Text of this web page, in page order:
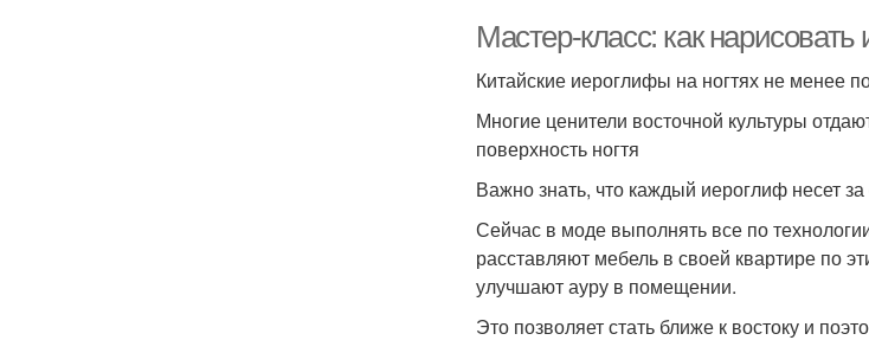
Мастер-класс: как
Китайские иероглифы на ногтях не менее
Многие ценители восточной культуры
поверхность ногтя
Важно знать, что каждый иероглиф несет
Сейчас в моде выполнять все по
расставляют мебель в своей квартире по
улучшают ауру в помещении.
Это позволяет стать ближе к востоку и